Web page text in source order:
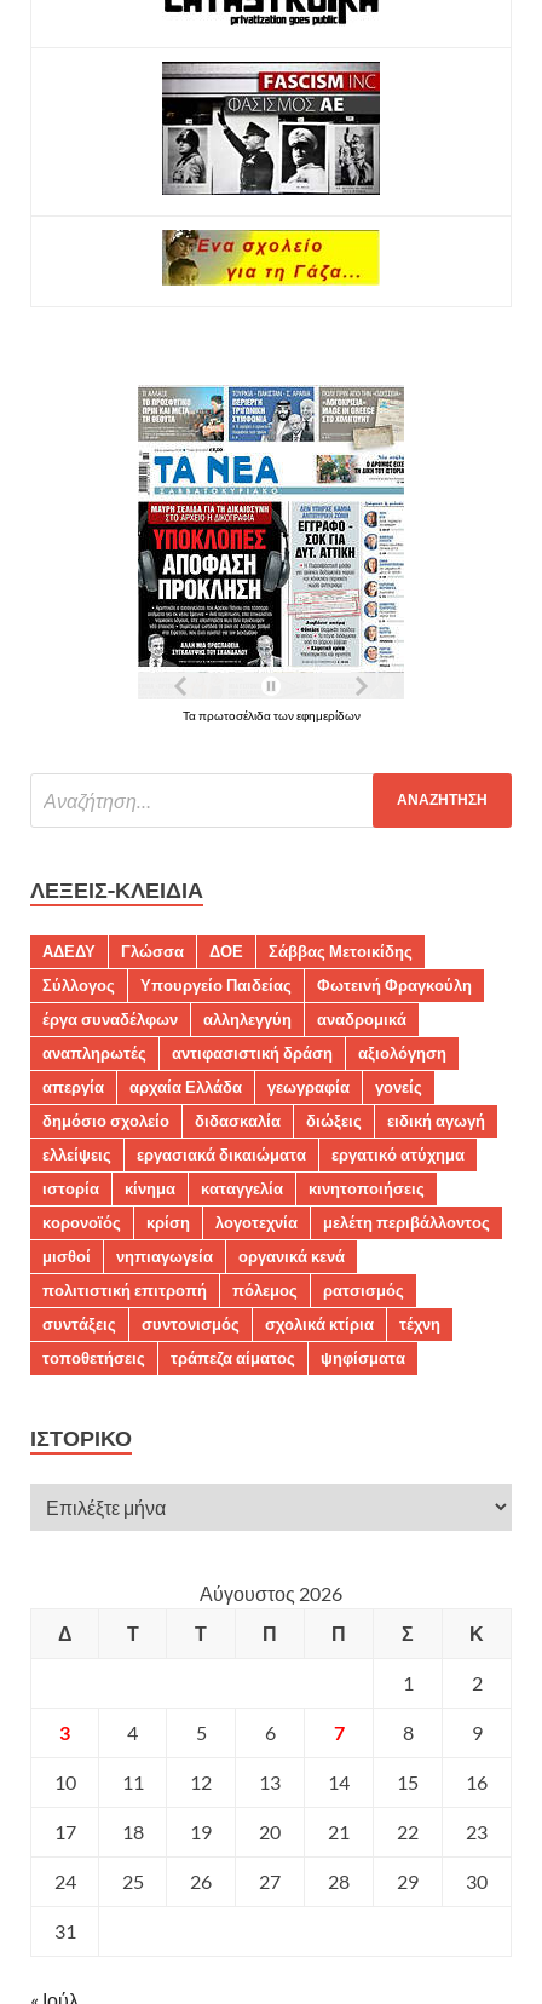
Τα πρωτοσέλιδα των εφημερίδων
ΛΈΞΕΙΣ-ΚΛΕΙΔΙΆ
ΑΔΕΔΥ Γλώσσα ΔΟΕ
Σάββας Μετοικίδης
Σύλλογος
Υπουργείο Παιδείας
Φωτεινή Φραγκούλη
έργα συναδέλφων
αλληλεγγύη
αναδρομικά
αναπληρωτές
αντιφασιστική δράση
αξιολόγηση
απεργία
αρχαία Ελλάδα γεωγραφία
γονείς
δημόσιο σχολείο
διδασκαλία διώξεις
ειδική αγωγή
ελλείψεις
εργασιακά δικαιώματα
εργατικό ατύχημα
ιστορία
κίνημα καταγγελία
κινητοποιήσεις
κορονοϊός
κρίση λογοτεχνία
μελέτη περιβάλλοντος
μισθοί
νηπιαγωγεία
οργανικά κενά
πολιτιστική επιτροπή
πόλεμος
ρατσισμός
συντάξεις
συντονισμός σχολικά κτίρια
τέχνη
τοποθετήσεις
τράπεζα αίματος ψηφίσματα
ΙΣΤΟΡΙΚΌ
Αύγουστος 2026
Δ
Τ Τ Π Π Σ Κ
1 2
3 4 5 6 7 8 9
10 11 12 13 14 15 16
17 18 19 20 21 22 23
24 25 26 27 28 29 30
31
« Ιούλ